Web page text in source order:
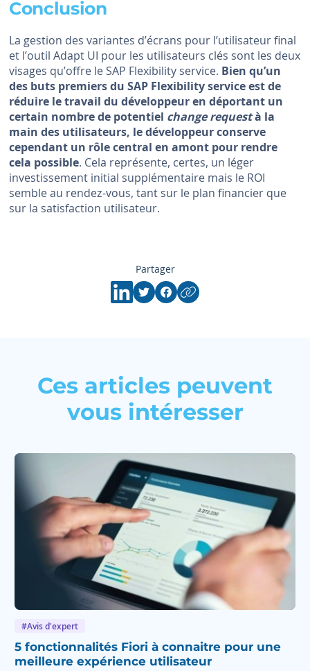
Conclusion
La gestion des variantes d’écrans pour l’utilisateur final
et l’outil Adapt UI pour les utilisateurs clés sont les deux
visages qu’offre le SAP Flexibility service. Bien qu’un
des buts premiers du SAP Flexibility service est de
réduire le travail du développeur en déportant un
certain nombre de potentiel change requestà la
main des utilisateurs, le développeur conserve
cependant un rôle central en amont pour rendre
cela possible. Cela représente, certes, un léger
investissement initial supplémentaire mais le ROI
semble au rendez-vous, tant sur le plan financier que
sur la satisfaction utilisateur.
Partager
Ces articles peuvent
vous intéresser
#Avis d'expert
5 fonctionnalités Fiori à connaitre pour une
meilleure expérience utilisateur